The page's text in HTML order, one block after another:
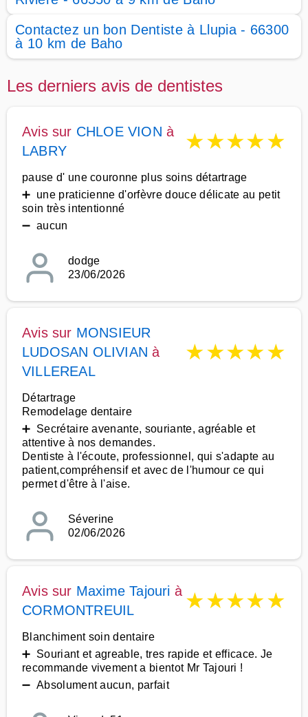
Contactez un bon Dentiste à Llupia - 66300
à 10 km de Baho
Les derniers avis de dentistes
Avis sur CHLOE VION à
LABRY
★★★★★
pause d' une couronne plus soins détartrage
➕ une praticienne d'orfèvre douce délicate au petit
soin très intentionné
➖ aucun
dodge
23/06/2026
Avis sur MONSIEUR
LUDOSAN OLIVIAN à
VILLEREAL
★★★★★
Détartrage
Remodelage dentaire
➕ Secrétaire avenante, souriante, agréable et
attentive à nos demandes.
Dentiste à l'écoute, professionnel, qui s'adapte au
patient,compréhensif et avec de l'humour ce qui
permet d'être à l'aise.
Séverine
02/06/2026
Avis sur Maxime Tajouri à
CORMONTREUIL
★★★★★
Blanchiment soin dentaire
➕ Souriant et agreable, tres rapide et efficace. Je
recommande vivement a bientot Mr Tajouri !
➖ Absolument aucun, parfait